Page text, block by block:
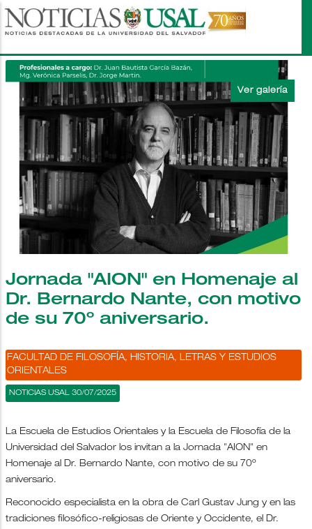
Pasar
al
principal
Jornada "AION" en Homenaje al
Dr. Bernardo Nante, con motivo
de su 70º aniversario.
FACULTAD DE FILOSOFÍA, HISTORIA, LETRAS Y ESTUDIOS
ORIENTALES
NOTICIAS USAL 30/07/2025
La Escuela de Estudios Orientales y la Escuela de Filosofía de la
Universidad del Salvador los invitan a la Jornada "AION" en
Homenaje al Dr. Bernardo Nante, con motivo de su 70º
aniversario.
Reconocido especialista en la obra de Carl Gustav Jung y en las
tradiciones filosófico-religiosas de Oriente y Occidente, el Dr.